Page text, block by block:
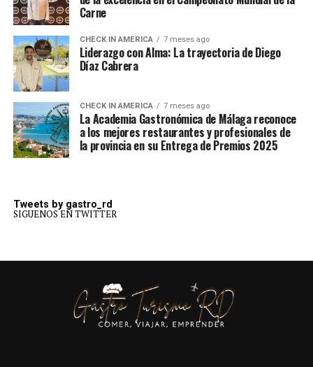
Carne
CHECK IN AMERICA 7 meses ago
Liderazgo con Alma: La trayectoria de Diego
Díaz Cabrera
CHECK IN AMERICA 7 meses ago
La Academia Gastronómica de Málaga reconoce
a los mejores restaurantes y profesionales de
la provincia en su Entrega de Premios 2025
Tweets by gastro_rd
SIGUENOS EN TWITTER